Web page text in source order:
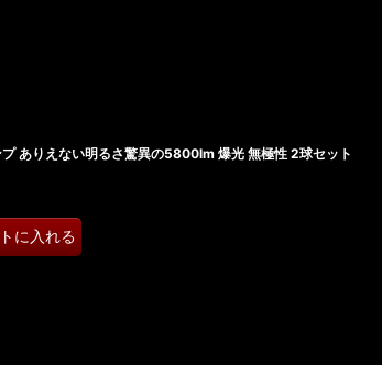
ありえない明るさ驚異の5800lm 爆光 無極性 2球セット
に入れる